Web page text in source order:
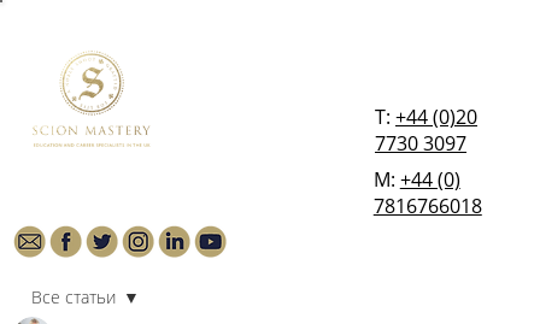
T:+44 (0)20
7730 3097
М: +44 (0)
7816766018
Все статьи